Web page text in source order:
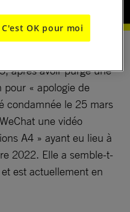
a été remise en
après avoir purgé une
pour « apologie de
condamnée le 25 mars
une vidéo
A4 » ayant eu lieu à
2022. Elle a semble-t-
est actuellement en
C'est OK pour moi